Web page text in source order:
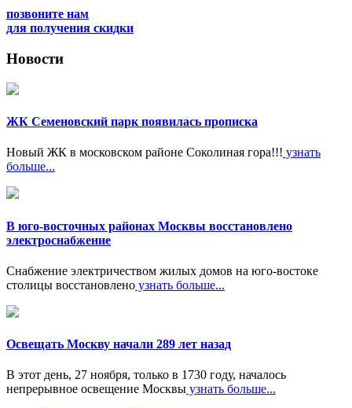
позвоните нам
для получения скидки
Новости
ЖК Семеновский парк появилась прописка
Новый ЖК в московском районе Соколиная гора!!! узнать
больше...
В юго-восточных районах Москвы восстановлено
электроснабжение
Снабжение электричеством жилых домов на юго-востоке
столицы восстановлено узнать больше...
Освещать Москву начали 289 лет назад
В этот день, 27 ноября, только в 1730 году, началось
непрерывное освещение Москвы узнать больше...